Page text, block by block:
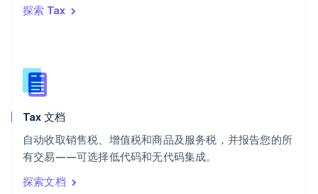
探索 Tax
Tax 文档
自动收取销售税、增值税和商品及服务税，并报告您的所
有交易——可选择低代码和无代码集成。
探索文档
English
English
新西兰
匈牙利
意大利
ItalianoEnglish
印度
English